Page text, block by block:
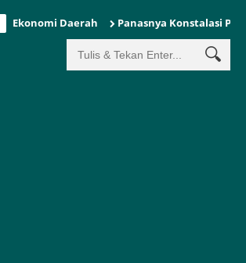
Daerah Panasnya Konstalasi Politik